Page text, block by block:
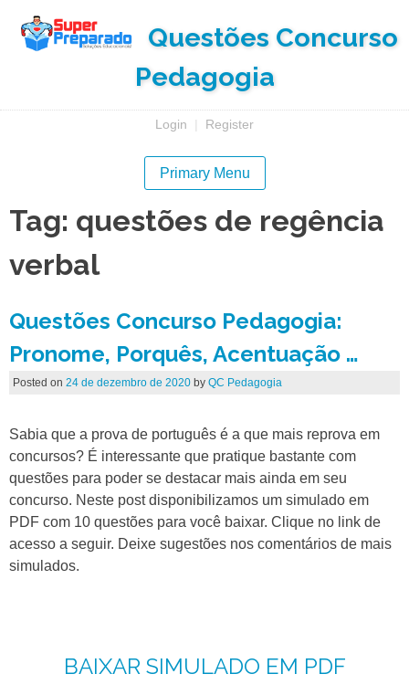
Skip
Questões Concurso
Pedagogia
Login | Register
Primary Menu
Tag: questões de regência
verbal
Questões Concurso Pedagogia:
Pronome, Porquês, Acentuação …
Posted on 24 de dezembro de 2020by QC Pedagogia
Sabia que a prova de português é a que mais reprova em
concursos? É interessante que pratique bastante com
questões para poder se destacar mais ainda em seu
concurso. Neste post disponibilizamos um simulado em
PDF com 10 questões para você baixar. Clique no link de
acesso a seguir. Deixe sugestões nos comentários de mais
simulados.
BAIXAR SIMULADO EM PDF